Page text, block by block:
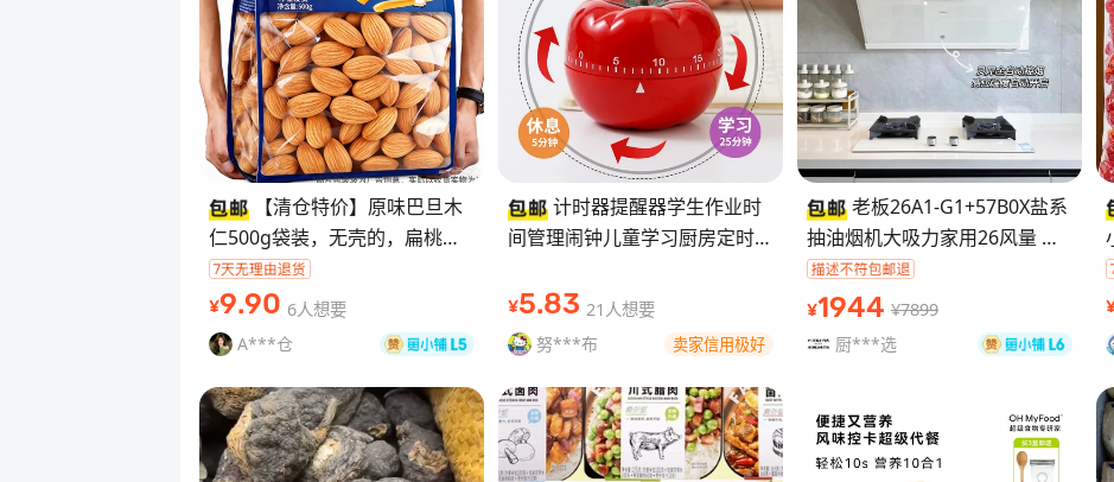
【清仓特价】原味巴旦木
仁500g袋装，无壳的，扁桃仁
杏仁，慢 火烘烤，原色无添
加，颗粒饱满香脆。自己吃、送
人都合适，烘焙
¥9.90 6人想要
A***仓
计时器提醒器学生作业时
间管理闹钟儿童学习厨房定时器
作业时间管理闹钟儿童学习厨房
定时器西红柿时
¥5.83 21人想要
努***布
卖家信用极好
老板26A1-G1+57B0X盐系
抽油烟机大吸力家用26风量 盐
系新品油烟机燃气灶
¥1944 ¥7899
厨***选
¥